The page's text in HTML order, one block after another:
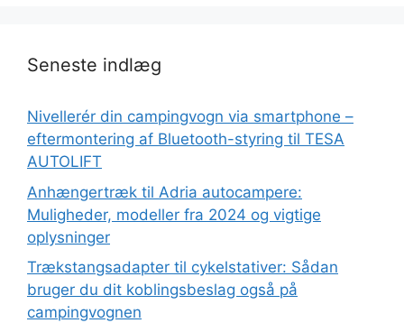
Seneste indlæg
Nivellerér din campingvogn via smartphone –
eftermontering af Bluetooth-styring til TESA
AUTOLIFT
Anhængertræk til Adria autocampere:
Muligheder, modeller fra 2024 og vigtige
oplysninger
Trækstangsadapter til cykelstativer: Sådan
bruger du dit koblingsbeslag også på
campingvognen